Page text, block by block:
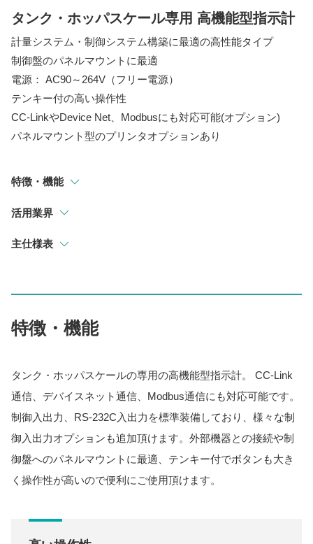
タンク・ホッパスケール専用 高機能型指示計
計量システム・制御システム構築に最適の高性能タイプ
制御盤のパネルマウントに最適
電源： AC90～264V（フリー電源）
テンキー付の高い操作性
CC-LinkやDevice Net、Modbusにも対応可能(オプション)
パネルマウント型のプリンタオプションあり
特徴・機能
活用業界
主仕様表
特徴・機能
タンク・ホッパスケールの専用の高機能型指示計。 CC-Link
通信、デバイスネット通信、Modbus通信にも対応可能です。
制御入出力、RS-232C入出力を標準装備しており、様々な制
御入出力オプションも追加頂けます。外部機器との接続や制
御盤へのパネルマウントに最適、テンキー付でボタンも大き
く操作性が高いので便利にご使用頂けます。